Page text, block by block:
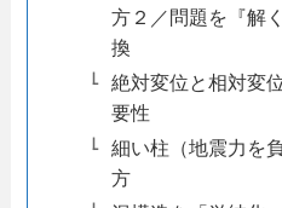
方２／問題を『解
換
絶対変位と相対変
要性
細い柱（地震力を
方